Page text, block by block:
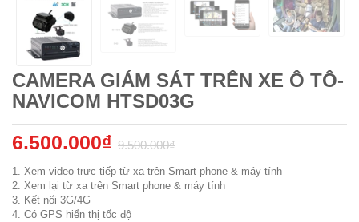
CAMERA GIÁM SÁT TRÊN XE Ô TÔ-
NAVICOM HTSD03G
6.500.000₫ 9.500.000₫
1. Xem video trực tiếp từ xa trên Smart phone & máy tính
2. Xem lại từ xa trên Smart phone & máy tính
3. Kết nối 3G/4G
4. Có GPS hiển thị tốc độ